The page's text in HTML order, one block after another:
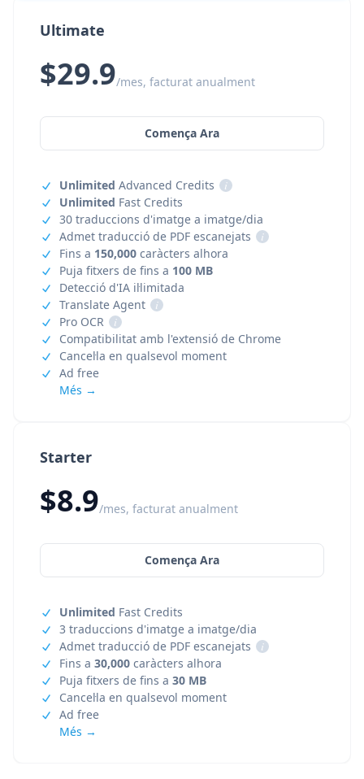
Starter
$8.9/mes, facturat anualment
Comença Ara
Unlimited Fast Credits
3 traduccions d'imatge a imatge/dia
Admet traducció de PDF escanejats
i
Fins a 30,000 caràcters alhora
Puja fitxers de fins a 30 MB
Cancel·la en qualsevol moment
Ad free
Més →
Ultimate
$29.9/mes, facturat anualment
Comença Ara
Unlimited Advanced Credits
i
Unlimited Fast Credits
30 traduccions d'imatge a imatge/dia
Admet traducció de PDF escanejats
i
Fins a 150,000 caràcters alhora
Puja fitxers de fins a 100 MB
Detecció d'IA il·limitada
Translate Agent
i
Pro OCR
i
Compatibilitat amb l'extensió de Chrome
Cancel·la en qualsevol moment
Ad free
Més →